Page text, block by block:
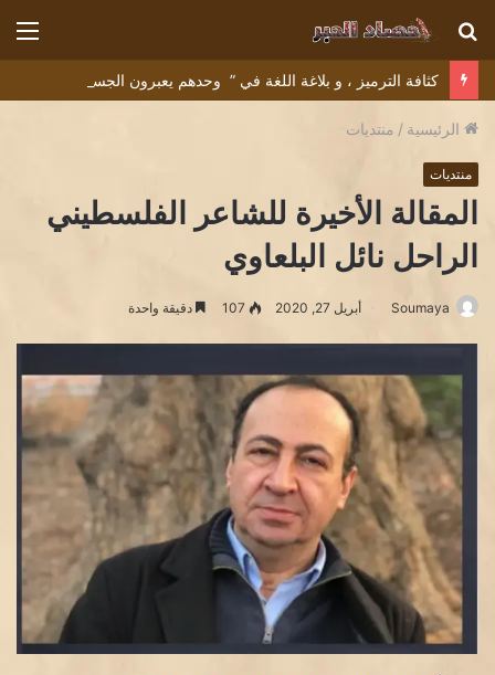
بحث
عن
الرئيسية / منتديات
منتديات
المقالة الأخيرة للشاعر الفلسطيني
الراحل نائل البلعاوي
Soumaya أبريل 27, 2020 107 دقيقة واحدة